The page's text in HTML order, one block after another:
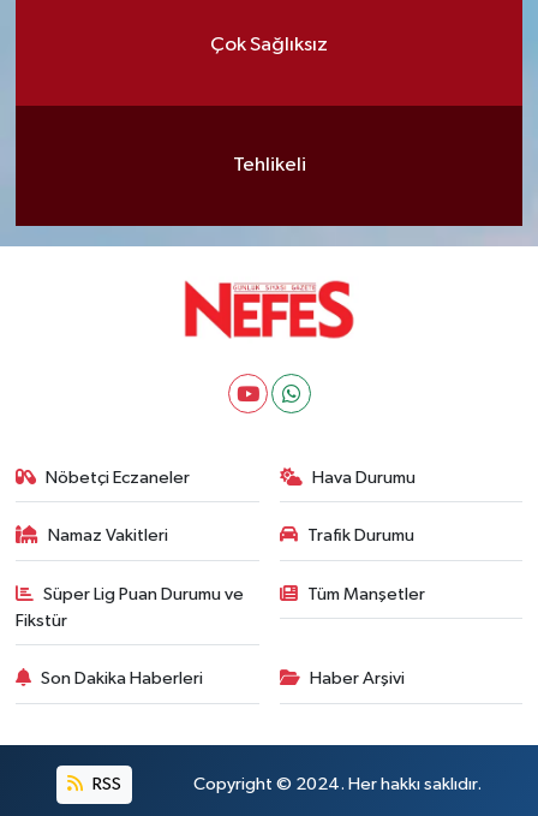
Çok Sağlıksız
Tehlikeli
Nöbetçi Eczaneler Hava Durumu
Namaz Vakitleri Trafik Durumu
Süper Lig Puan Durumu ve
Fikstür
Tüm Manşetler
Son Dakika Haberleri Haber Arşivi
RSS Copyright © 2024. Her hakkı saklıdır.